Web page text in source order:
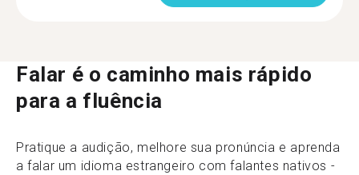
Falar é o caminho mais rápido
para a fluência
Pratique a audição, melhore sua pronúncia e aprenda
a falar um idioma estrangeiro com falantes nativos -